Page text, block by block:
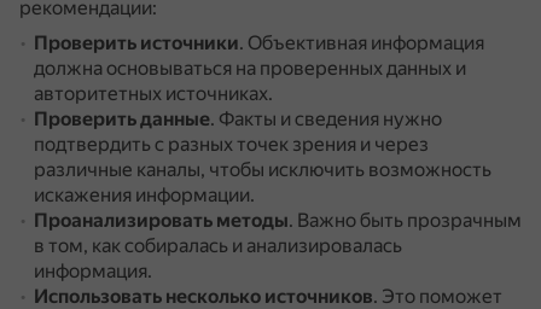
рекомендации:
Проверить источники. Объективная информация
должна основываться на проверенных данных и
авторитетных источниках.
Проверить данные. Факты и сведения нужно
подтвердить с разных точек зрения и через
различные каналы, чтобы исключить возможность
искажения информации.
Проанализировать методы. Важно быть прозрачным
в том, как собиралась и анализировалась
информация.
Использовать несколько источников. Это поможет